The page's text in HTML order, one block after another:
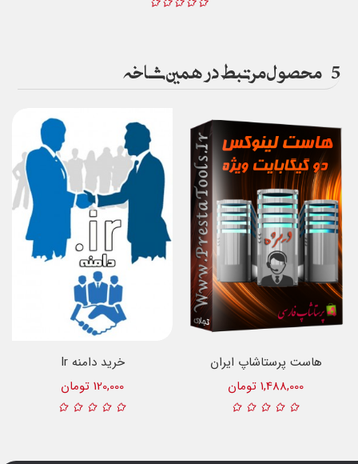
5 محصول مرتبط در همین شاخه
خرید دامنه Ir
120,000 تومان
هاست پرستاشاپ ایران
1,488,000 تومان